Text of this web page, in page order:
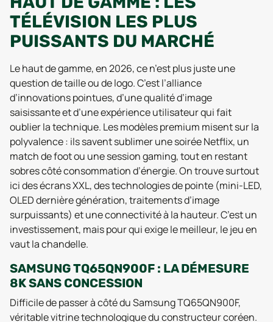
TÉLÉVISION LES PLUS
PUISSANTS DU MARCHÉ
Le haut de gamme, en 2026, ce n’est plus juste une
question de taille ou de logo. C’est l’alliance
d’innovations pointues, d’une qualité d’image
saisissante et d’une expérience utilisateur qui fait
oublier la technique. Les modèles premium misent sur la
polyvalence : ils savent sublimer une soirée Netflix, un
match de foot ou une session gaming, tout en restant
sobres côté consommation d’énergie. On trouve surtout
ici des écrans XXL, des technologies de pointe (mini-LED,
OLED dernière génération, traitements d’image
surpuissants) et une connectivité à la hauteur. C’est un
investissement, mais pour qui exige le meilleur, le jeu en
vaut la chandelle.
SAMSUNG TQ65QN900F : LA DÉMESURE
8K SANS CONCESSION
Difficile de passer à côté du Samsung TQ65QN900F,
véritable vitrine technologique du constructeur coréen.